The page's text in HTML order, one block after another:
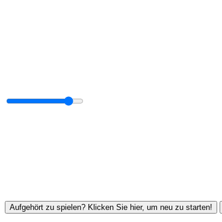
Aufgehört zu spielen? Klicken Sie hier, um neu zu starten!